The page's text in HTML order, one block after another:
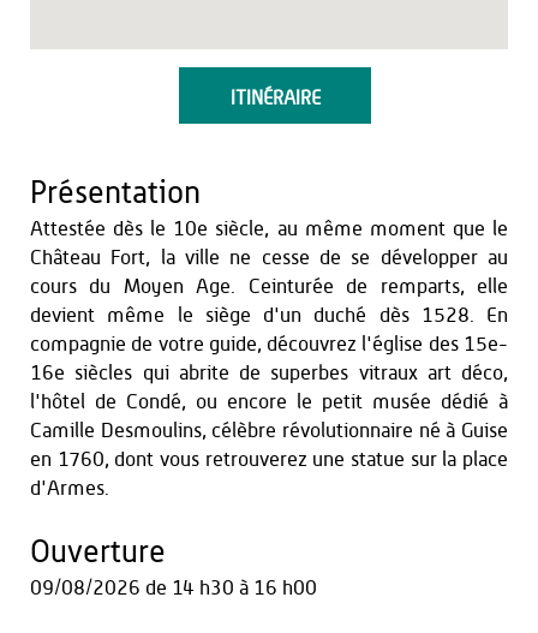
ITINÉRAIRE
Présentation
Attestée dès le 10e siècle, au même moment que le
Château Fort, la ville ne cesse de se développer au
cours du Moyen Age. Ceinturée de remparts, elle
devient même le siège d'un duché dès 1528. En
compagnie de votre guide, découvrez l'église des 15e-
16e siècles qui abrite de superbes vitraux art déco,
l'hôtel de Condé, ou encore le petit musée dédié à
Camille Desmoulins, célèbre révolutionnaire né à Guise
en 1760, dont vous retrouverez une statue sur la place
d'Armes.
Ouverture
09/08/2026 de 14 h30 à 16 h00